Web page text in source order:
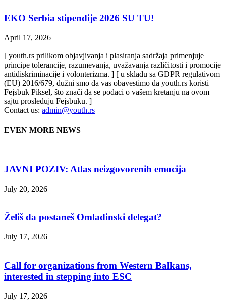
EKO Serbia stipendije 2026 SU TU!
April 17, 2026
[ youth.rs prilikom objavjivanja i plasiranja sadržaja primenjuje
principe tolerancije, razumevanja, uvažavanja različitosti i promocije
antidiskriminacije i volonterizma. ] [ u skladu sa GDPR regulativom
(EU) 2016/679, dužni smo da vas obavestimo da youth.rs koristi
Fejsbuk Piksel, što znači da se podaci o vašem kretanju na ovom
sajtu prosleđuju Fejsbuku. ]
Contact us: admin@youth.rs
EVEN MORE NEWS
JAVNI POZIV: Atlas neizgovorenih emocija
July 20, 2026
Želiš da postaneš Omladinski delegat?
July 17, 2026
Call for organizations from Western Balkans,
interested in stepping into ESC
July 17, 2026